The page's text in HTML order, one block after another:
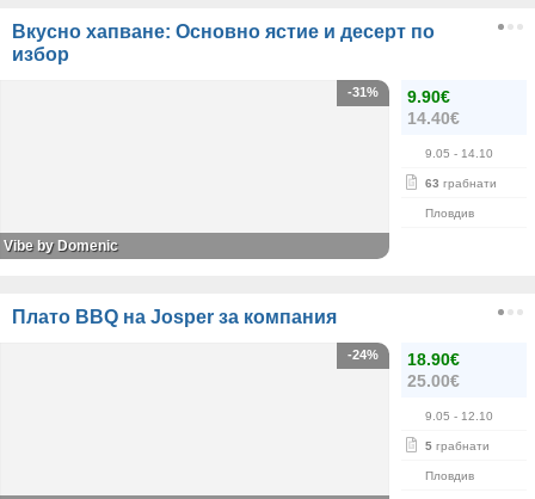
Вкусно хапване: Основно ястие и десерт по
избор
9.90€
14.40€
9.05 - 14.10
63 грабнати
Пловдив
-31%
Vibe by Domenic
Плато BBQ на Josper за компания
18.90€
25.00€
9.05 - 12.10
5 грабнати
Пловдив
-24%